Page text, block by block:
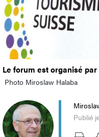
Le forum est organisé par
Photo Miroslaw Halaba
Publié